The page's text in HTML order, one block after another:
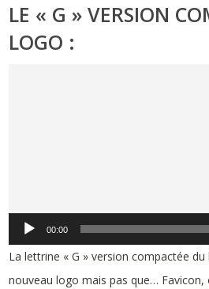
LE « G » VERSION
LOGO :
00:00
La lettrine « G » version compactée
nouveau logo mais pas que…